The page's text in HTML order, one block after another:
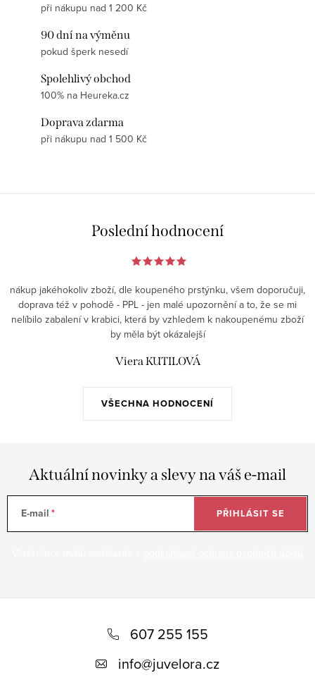
při nákupu nad 1 200 Kč
90 dní na výměnu
pokud šperk nesedí
Spolehlivý obchod
100% na Heureka.cz
Doprava zdarma
při nákupu nad 1 500 Kč
Poslední hodnocení
VŠECHNA HODNOCENÍ
nákup jakéhokoliv zboží, dle koupeného prstýnku, všem doporučuji,
doprava též v pohodě - PPL - jen malé upozornění a to, že se mi
nelíbilo zabalení v krabici, která by vzhledem k nakoupenému zboží
by měla být okázalejší
Viera KUTILOVÁ
Aktuální novinky a slevy na váš e-mail
E-mail PŘIHLÁSIT SE
607 255 155
info@juvelora.cz